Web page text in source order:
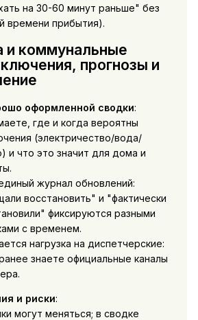
на 30-60 минут раньше" без
времени прибытия).
и коммунальные
прогнозы и
оформленной сводки:
где и когда вероятны
(электричество/вода/
и что это значит для дома и
журнал обновлений:
восстановить" и "фактически
фиксируются разными
с временем.
нагрузка на диспетчерские:
знаете официальные каналы
и риски:
могут меняться; в сводке